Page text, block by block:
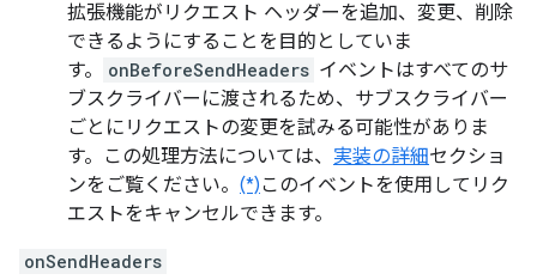
拡張機能がリクエスト ヘッダーを追加、変更、削除
できるようにすることを目的としていま
す。
onBeforeSendHeaders イベントはすべてのサ
ブスクライバーに渡されるため、サブスクライバー
ごとにリクエストの変更を試みる可能性がありま
す。この処理方法については、 実装の詳細セクショ
ンをご覧ください。 (*) このイベントを使用してリク
エストをキャンセルできます。
onSendHeaders